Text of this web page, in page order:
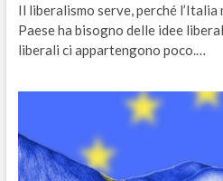
Il liberalismo serve, perché l’Italia
Paese ha bisogno delle idee
liberali ci appartengono poco.…